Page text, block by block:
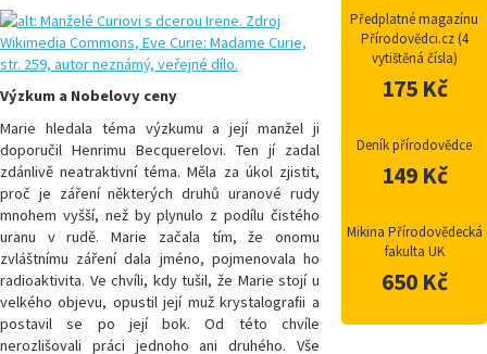
Výzkum a Nobelovy ceny
Marie hledala téma výzkumu a její manžel ji
doporučil Henrimu Becquerelovi. Ten jí zadal
zdánlivě neatraktivní téma. Měla za úkol zjistit,
proč je záření některých druhů uranové rudy
mnohem vyšší, než by plynulo z podílu čistého
uranu v rudě. Marie začala tím, že onomu
zvláštnímu záření dala jméno, pojmenovala ho
radioaktivita. Ve chvíli, kdy tušil, že Marie stojí u
velkého objevu, opustil její muž krystalograﬁi a
postavil se po její bok. Od této chvíle
nerozlišovali práci jednoho ani druhého. Vše
Předplatné magazínu
Přírodovědci.cz (4
vytištěná čísla)
175 Kč
Deník přírodovědce
149 Kč
Mikina Přírodovědecká
fakulta UK
650 Kč